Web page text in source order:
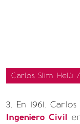
Carlos Slim Helú
3. En 1961,
Ingeniero Civil